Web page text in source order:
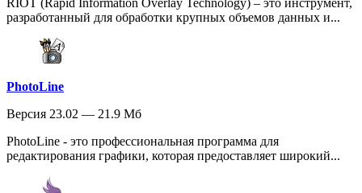
RIOT (Rapid Information Overlay Technology) – это инструмент,
разработанный для обработки крупных объемов данных и...
PhotoLine
Версия 23.02 — 21.9 Мб
PhotoLine - это профессиональная программа для
редактирования графики, которая предоставляет широкий...